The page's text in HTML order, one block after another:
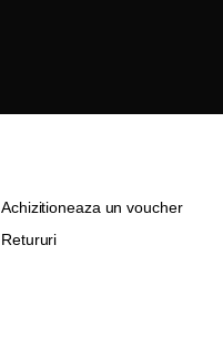
Achizitioneaza un voucher
Retururi